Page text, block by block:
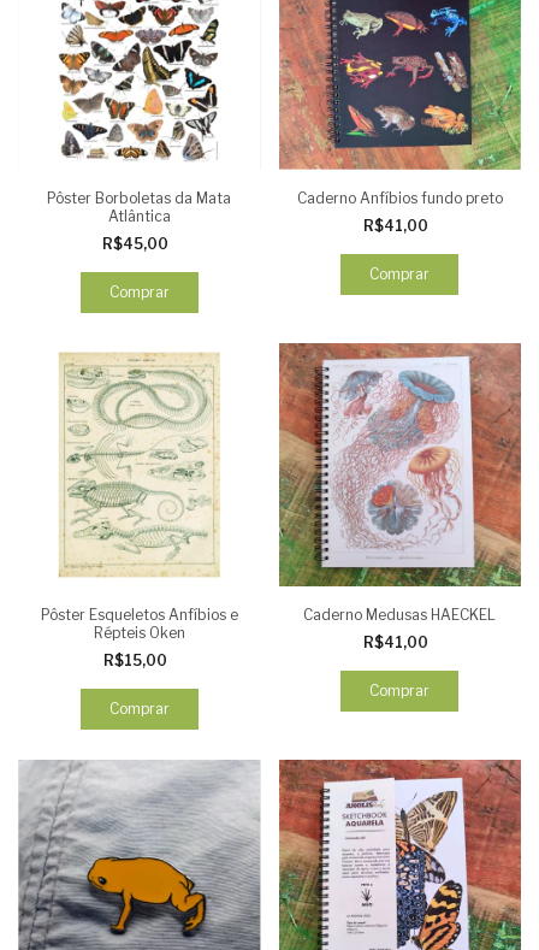
Pôster Borboletas da Mata
Atlântica
R$45,00
Comprar
Caderno Anfíbios fundo preto
R$41,00
Comprar
Pôster Esqueletos Anfíbios e
Répteis Oken
R$15,00
Comprar
Caderno Medusas HAECKEL
R$41,00
Comprar